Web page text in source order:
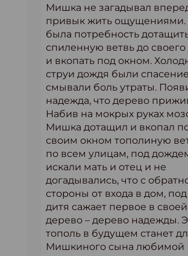
Мишка не загадывал
привык жить ощущениями.
была потребность
спиленную ветвь до своего
и вкопать под окном.
струи дождя были
смывали боль утраты.
надежда, что дерево
Набив на мокрых руках
Мишка дотащил и вкопал
своим окном тополиную
по всем улицам, под
искали мать и отец и не
догадывались, что с
стороны от входа в дом,
дитя сажает первое в
дерево – дерево надежды.
тополь в будущем станет
Мишкиного сына любимой